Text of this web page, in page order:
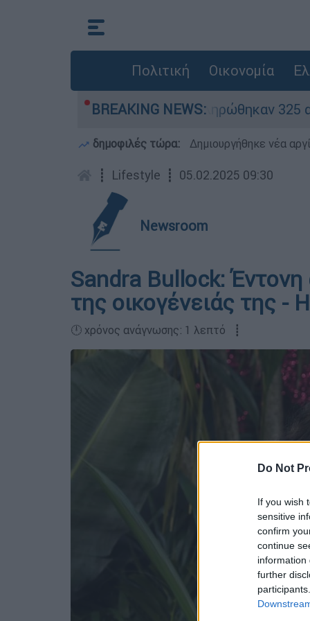
Do Not
If you wish
sensitive
confirm
continue
information
further
Πολιτική Οικονομία
BREAKING NEWS:
«κόκκινα» - Ολοκληρώθηκαν 325
δημοφιλές τώρα: Δημιουργήθηκε νέα
┋ Lifestyle ┋ 05.02.2025 09:30
Newsroom
Sandra Bullock: Έντονη
της οικογένειάς της -
🕛 χρόνος ανάγνωσης: 1 λεπτό ┋